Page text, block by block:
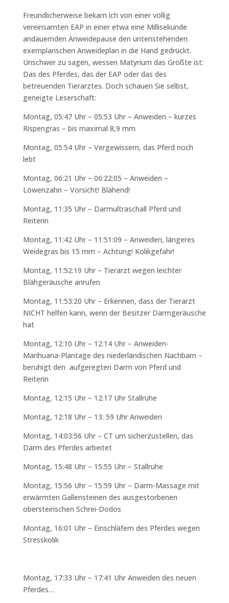
Freundlicherweise bekam ich von einer völlig
vereinsamten EAP in einer etwa eine Millisekunde
andauernden Anweidepause den untenstehenden
exemplarischen Anweideplan in die Hand gedrückt.
Unschwer zu sagen, wessen Matyrium das Größte ist:
Das des Pferdes, das der EAP oder das des
betreuenden Tierarztes. Doch schauen Sie selbst,
geneigte Leserschaft:
Montag, 05:47 Uhr – 05:53 Uhr – Anweiden – kurzes
Rispengras – bis maximal 8,9 mm
Montag, 05:54 Uhr – Vergewissern, das Pferd noch
lebt
Montag, 06:21 Uhr – 06:22:05 – Anweiden –
Löwenzahn – Vorsicht! Blähend!
Montag, 11:35 Uhr – Darmultraschall Pferd und
Reiterin
Montag, 11:42 Uhr – 11:51:09 – Anweiden, längeres
Weidegras bis 15 mm – Achtung! Kolikgefahr!
Montag, 11:52:19 Uhr – Tierarzt wegen leichter
Blähgeräusche anrufen
Montag, 11:53:20 Uhr – Erkennen, dass der Tierarzt
NICHT helfen kann, wenn der Besitzer Darmgeräusche
hat
Montag, 12:10 Uhr – 12:14 Uhr – Anweiden-
Marihuana-Plantage des niederländischen Nachbarn –
beruhigt den aufgeregten Darm von Pferd und
Reiterin
Montag, 12:15 Uhr – 12:17 Uhr Stallruhe
Montag, 12:18 Uhr – 13: 59 Uhr Anweiden
Montag, 14:03:56 Uhr – CT um sicherzustellen, das
Darm des Pferdes arbeitet
Montag, 15:48 Uhr – 15:55 Uhr – Stallruhe
Montag, 15:56 Uhr – 15:59 Uhr – Darm-Massage mit
erwärmten Gallensteinen des ausgestorbenen
obersteirischen Schrei-Dodos
Montag, 16:01 Uhr – Einschläfern des Pferdes wegen
Stresskolik
Montag, 17:33 Uhr – 17:41 Uhr Anweiden des neuen
Pferdes…